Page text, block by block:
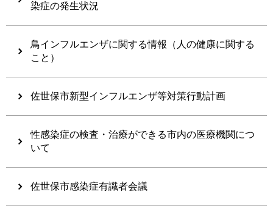
染症の発生状況
鳥インフルエンザに関する情報（人の健康に関する
こと）
佐世保市新型インフルエンザ等対策行動計画
性感染症の検査・治療ができる市内の医療機関につ
いて
佐世保市感染症有識者会議